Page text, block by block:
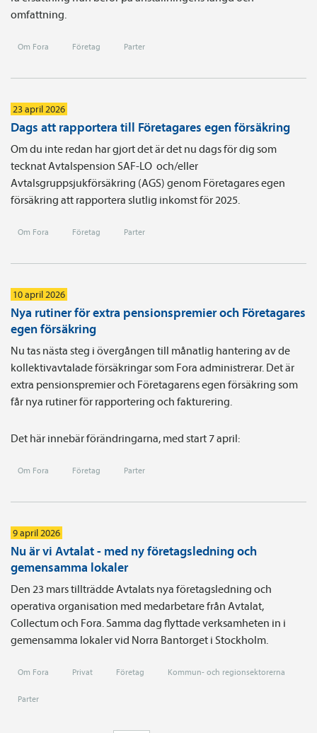
omfattning.
Om Fora Företag Parter
23 april 2026
Dags att rapportera till Företagares egen försäkring
Om du inte redan har gjort det är det nu dags för dig som
tecknat Avtals­pension SAF-LO och/eller
Avtalsgruppsjukförsäkring (AGS) genom Företagares egen
försäkring att rapportera slutlig inkomst för 2025.
Om Fora Företag Parter
10 april 2026
Nya rutiner för extra pensionspremier och Företagares
egen försäkring
Nu tas nästa steg i övergången till månatlig hantering av de
kollektivavtalade försäkringar som Fora administrerar. Det är
extra pensionspremier och Företagarens egen försäkring som
får nya rutiner för rapportering och fakturering.
Det här innebär förändringarna, med start 7 april:
Om Fora Företag Parter
9 april 2026
Nu är vi Avtalat - med ny företagsledning och
gemensamma lokaler
Den 23 mars tillträdde Avtalats nya företagsledning och
operativa organisation med medarbetare från Avtalat,
Collectum och Fora. Samma dag flyttade verksamheten in i
gemensamma lokaler vid Norra Bantorget i Stockholm.
Om Fora Privat Företag Kommun- och regionsektorerna
Parter